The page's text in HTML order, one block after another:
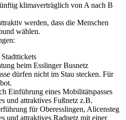
klimaverträglich von A nach B
werden, dass die Menschen
wählen.
beim Esslinger Busnetz
dürfen nicht im Stau stecken. Für
Einführung eines Mobilitätspasses
und attraktives Fußnetz z.B.
für Oberesslingen, Alicensteg
und attraktives Radnetz mit einer